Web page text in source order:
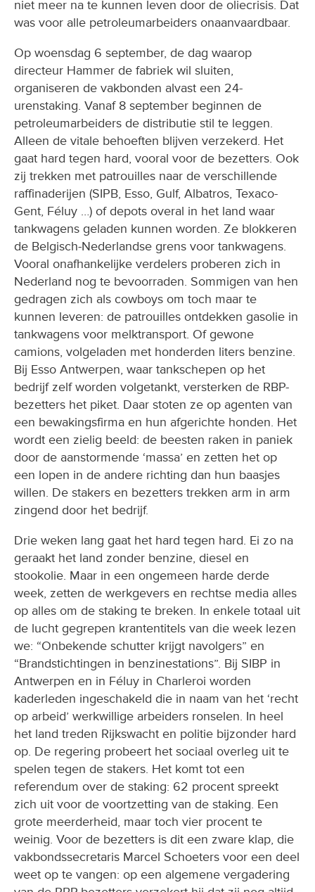
Op woensdag 6 september, de dag waarop
organiseren de vakbonden alvast een 24-
urenstaking. Vanaf 8 september beginnen de
petroleumarbeiders de distributie stil te leggen.
Alleen de vitale behoeften blijven verzekerd. Het
gaat hard tegen hard, vooral voor de bezetters. Ook
zij trekken met patrouilles naar de verschillende
raffinaderijen (SIPB, Esso, Gulf, Albatros, Texaco-
Gent, Féluy …) of depots overal in het land waar
tankwagens geladen kunnen worden. Ze blokkeren
de Belgisch-Nederlandse grens voor tankwagens.
Vooral onafhankelijke verdelers proberen zich in
Nederland nog te bevoorraden. Sommigen van hen
gedragen zich als cowboys om toch maar te
kunnen leveren: de patrouilles ontdekken gasolie in
tankwagens voor melktransport. Of gewone
camions, volgeladen met honderden liters benzine.
Bij Esso Antwerpen, waar tankschepen op het
bedrijf zelf worden volgetankt, versterken de RBP-
bezetters het piket. Daar stoten ze op agenten van
een bewakingsfirma en hun afgerichte honden. Het
wordt een zielig beeld: de beesten raken in paniek
door de aanstormende ‘massa’ en zetten het op
een lopen in de andere richting dan hun baasjes
willen. De stakers en bezetters trekken arm in arm
zingend door het bedrijf.
Drie weken lang gaat het hard tegen hard. Ei zo na
stookolie. Maar in een ongemeen harde derde
week, zetten de werkgevers en rechtse media alles
op alles om de staking te breken. In enkele totaal uit
de lucht gegrepen krantentitels van die week lezen
we: “Onbekende schutter krijgt navolgers” en
“Brandstichtingen in benzinestations”. Bij SIBP in
Antwerpen en in Féluy in Charleroi worden
kaderleden ingeschakeld die in naam van het ‘recht
op arbeid’ werkwillige arbeiders ronselen. In heel
het land treden Rijkswacht en politie bijzonder hard
op. De regering probeert het sociaal overleg uit te
spelen tegen de stakers. Het komt tot een
referendum over de staking: 62 procent spreekt
zich uit voor de voortzetting van de staking. Een
grote meerderheid, maar toch vier procent te
weinig. Voor de bezetters is dit een zware klap, die
vakbondssecretaris Marcel Schoeters voor een deel
weet op te vangen: op een algemene vergadering
van de RBP-bezetters verzekert hij dat zij nog altijd
op het ABVV kunnen rekenen. Ook al vertrekt hij